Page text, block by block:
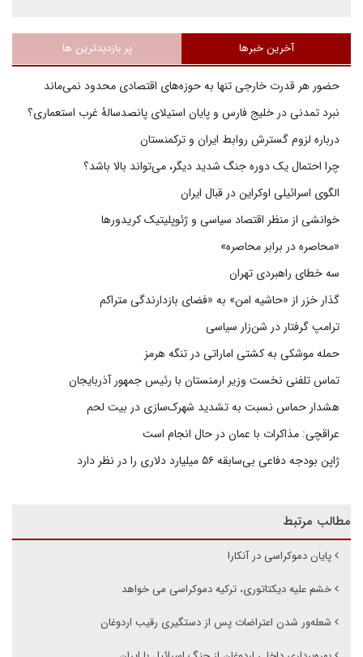
آخرین خبرها پر بازدیدترین ها
حضور هر قدرت خارجی تنها به حوزه‌های اقتصادی محدود نمی‌ماند
نبرد تمدنی در خلیج فارس و پایان استیلای پانصدسالۀ غرب استعماری؟
درباره لزوم گسترش روابط ایران و ترکمنستان
چرا احتمال یک دوره جنگ شدید دیگر، می‌تواند بالا باشد؟
الگوی اسرائیلی اوکراین در قبال ایران
خوانشی از منظر اقتصاد سیاسی و ژئوپلیتیک کریدورها
«محاصره در برابر محاصره»
سه خطای راهبردی تهران
گذار خزر از «حاشیه امن» به «فضای بازدارندگی متراکم
ترامپ گرفتار در شن‌زار سیاسی
حمله موشکی به کشتی اماراتی در تنگه هرمز
تماس تلفنی نخست وزیر ارمنستان با رئیس جمهور آذربایجان
هشدار حماس نسبت به تشدید شهرک‌سازی در بیت‌ لحم
عراقچی: مذاکرات با عمان در حال انجام است
ژاپن بودجه دفاعی بی‌سابقه ۵۶ میلیارد دلاری را در نظر دارد
مطالب مرتبط
پایان دموکراسی در آنکارا
خشم علیه دیکتاتوری، ترکیه دموکراسی می خواهد
شعله‌ور شدن اعتراضات پس از دستگیری رقیب اردوغان